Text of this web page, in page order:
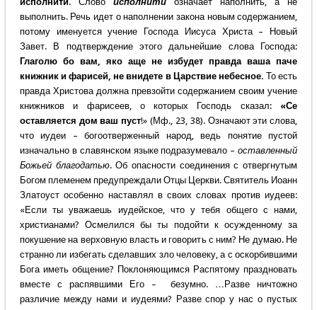
выполнить. Речь идет о наполнении закона новым содержанием,
потому именуется учение Господа Иисуса Христа – Новый
Завет. В подтверждение этого дальнейшие слова Господа:
Глаголю бо вам, яко аще не избудет правда ваша паче
книжник и фарисей, не внидете в Царствие небесное. То есть
правда Христова должна превзойти содержанием своим учение
книжников и фарисеев, о которых Господь сказал: «Се
оставляется дом ваш пуст!» (Мф., 23, 38). Означают эти слова,
что иудеи – богоотверженный народ, ведь понятие пустой
изначально в славянском языке подразумевало –оставленный
Божьей благодатью. Об опасности соединения с отвергнутым
Богом племенем предупреждали Отцы Церкви. Святитель Иоанн
Златоуст особенно наставлял в своих словах против иудеев:
«Если ты уважаешь иудейское, что у тебя общего с нами,
христианами? Осмелился бы ты подойти к осужденному за
покушение на верховную власть и говорить с ним? Не думаю. Не
странно ли избегать сделавших зло человеку, а с оскорбившими
Бога иметь общение? Поклоняющимся Распятому праздновать
вместе с распявшими Его – безумно. …Разве ничтожно
различие между нами и иудеями? Разве спор у нас о пустых